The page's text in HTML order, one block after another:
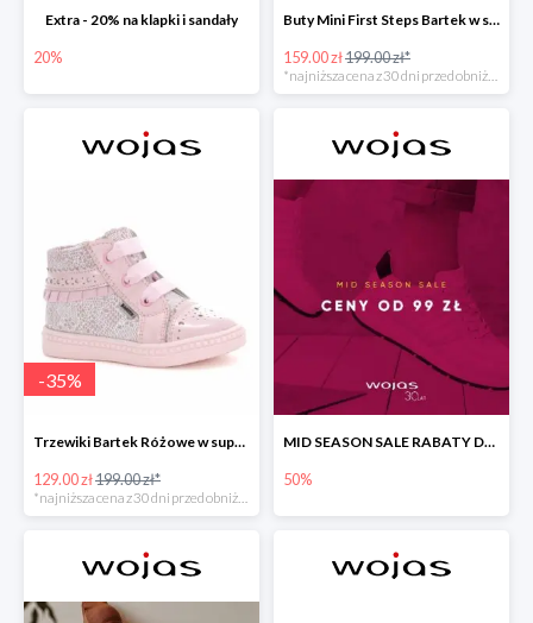
Extra - 20% na klapki i sandały
20%
Buty Mini First Steps Bartek w super cenie
159.00 zł199.00 zł*
*najniższa cena z 30 dni przed obniżką
-35%
Trzewiki Bartek Różowe w super cenie
129.00 zł199.00 zł*
MID SEASON SALE RABATY DO -50%
50%